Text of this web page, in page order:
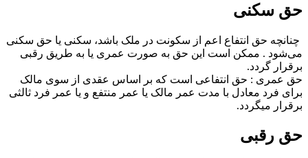
حق سکنی
چنانچه حق انتفاع اعم از سکونت در ملک باشد، سکنی یا حق سکنی
می‌شود . ممکن است این حق به صورت عمری یا به طریق رقبی
برقرار گردد.
حق عمری : حق انتفاعی است که بر اساس عقدی از سوی مالک
برای فرد معادل با مدت عمر مالک یا عمر منتفع و یا عمر فرد ثالثی
برقرار میگردد.
حق رقبی